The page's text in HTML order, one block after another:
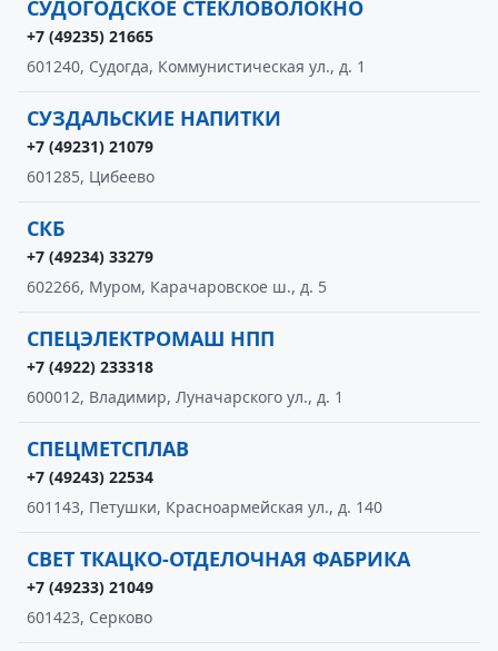
СУДОГОДСКОЕ СТЕКЛОВОЛОКНО
+7 (49235) 21665
601240, Судогда, Коммунистическая ул., д. 1
СУЗДАЛЬСКИЕ НАПИТКИ
+7 (49231) 21079
601285, Цибеево
СКБ
+7 (49234) 33279
602266, Муром, Карачаровское ш., д. 5
СПЕЦЭЛЕКТРОМАШ НПП
+7 (4922) 233318
600012, Владимир, Луначарского ул., д. 1
СПЕЦМЕТСПЛАВ
+7 (49243) 22534
601143, Петушки, Красноармейская ул., д. 140
СВЕТ ТКАЦКО-ОТДЕЛОЧНАЯ ФАБРИКА
+7 (49233) 21049
601423, Серково